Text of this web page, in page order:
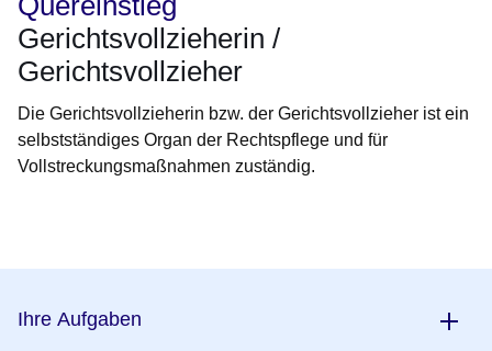
Gerichtsvollzieherin /
Gerichtsvollzieher
Die Gerichtsvollzieherin bzw. der Gerichtsvollzieher ist ein
selbstständiges Organ der Rechtspflege und für
Vollstreckungsmaßnahmen zuständig.
Ihre Aufgaben